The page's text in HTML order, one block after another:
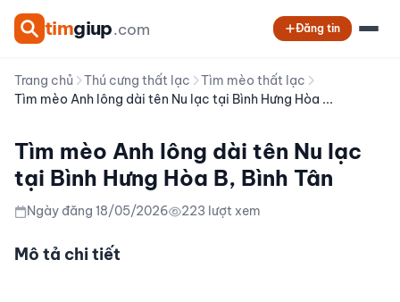
timgiup.com Đăng tin
Trang chủ Thú cưng thất lạc
Tìm mèo thất lạc
Tìm mèo Anh lông dài tên Nu lạc tại Bình Hưng Hòa ...
Tìm mèo Anh lông dài tên Nu lạc
tại Bình Hưng Hòa B, Bình Tân
Ngày đăng 18/05/2026 223 lượt xem
Mô tả chi tiết